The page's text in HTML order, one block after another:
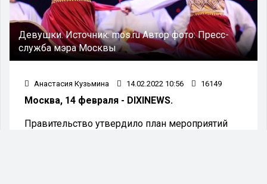
Девушки.Источник:mos.ruАвтор фото:Пресс-
служба мэра Москвы
Анастасия Кузьмина 14.02.2022 10:56 16149
Москва, 14 февраля - DIXINEWS.
Правительство утвердило план мероприятий